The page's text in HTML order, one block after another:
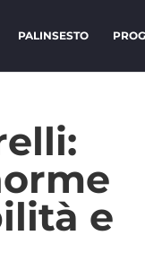
PALINSESTO
e